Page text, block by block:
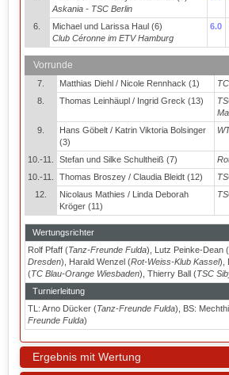
Askania - TSC Berlin
6.
Michael und Larissa Haul (6)
Club Céronne im ETV Hamburg
6.0
Vorrunde
7. Matthias Diehl / Nicole Rennhack (1)
8.
Thomas Leinhäupl / Ingrid Greck (13)
9.
Hans Göbelt / Katrin Viktoria Bolsinger
(3)
10.-11. Stefan und Silke Schultheiß (7)
10.-11.
Thomas Broszey / Claudia Bleidt (12)
12.
Nicolaus Mathies / Linda Deborah
Kröger (11)
Wertungsrichter
Rolf Pfaff (Tanz-Freunde Fulda), Lutz Peinke-Dean (
Dresden), Harald Wenzel (Rot-Weiss-Klub Kassel),
(TC Blau-Orange Wiesbaden), Thierry Ball (TSC
Turnierleitung
TL: Arno Dücker (Tanz-Freunde Fulda), BS:
Freunde Fulda)
Ergebnis mit Wertung